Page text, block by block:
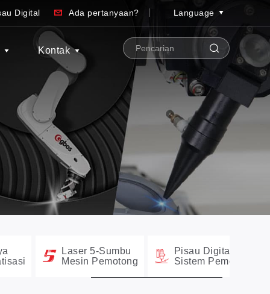
Digital Ada pertanyaan? Language
Kontak
Laser 5-Sumbu
Mesin Pemotong
Pisau Digital
Sistem Pemotongan